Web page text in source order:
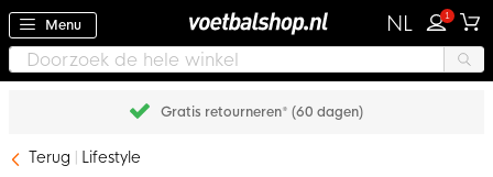
Menu NL 1
Gratis retourneren* (60 dagen)
Terug Lifestyle